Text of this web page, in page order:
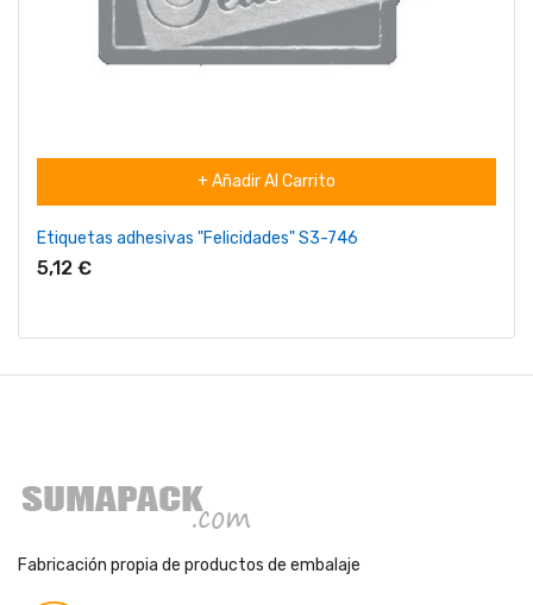
+ Añadir Al Carrito
Etiquetas adhesivas "Felicidades" S3-746
5,12 €
Fabricación propia de productos de embalaje